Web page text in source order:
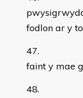
fodlon ar y
faint y mae